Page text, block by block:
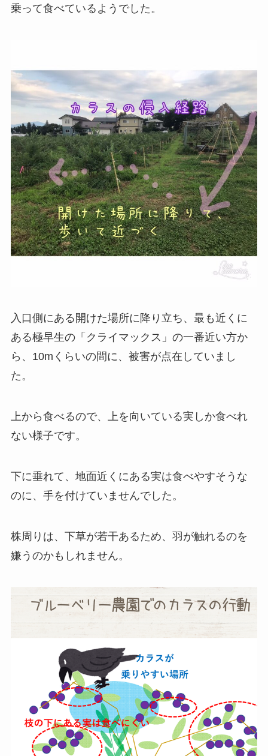
乗って食べているようでした。
入口側にある開けた場所に降り立ち、最も近くに
ある極早生の「クライマックス」の一番近い方か
ら、10mくらいの間に、被害が点在していまし
た。
上から食べるので、上を向いている実しか食べれ
ない様子です。
下に垂れて、地面近くにある実は食べやすそうな
のに、手を付けていませんでした。
株周りは、下草が若干あるため、羽が触れるのを
嫌うのかもしれません。